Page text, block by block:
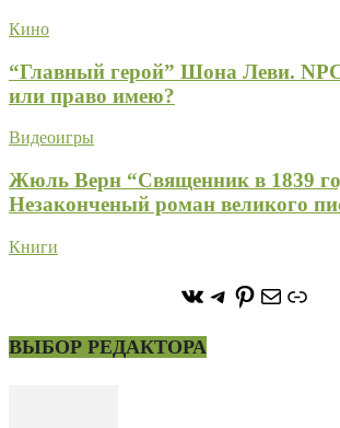
Кино
“Главный герой” Шона Леви.
или право имею?
Видеоигры
Жюль Верн “Священник в 1839
Незаконченый роман великого
Книги
https://
https://t.me/
https://
Почта
ВЫБОР РЕДАКТОРА